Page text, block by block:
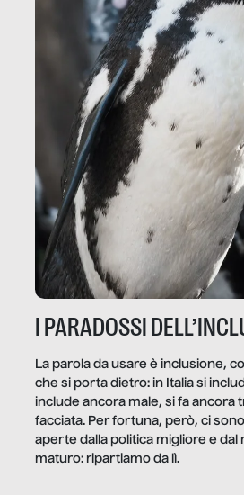
I PARADOSSI
La parola da usare è inclusione,
che si porta dietro: in Italia si
include ancora male, si fa ancora
facciata. Per fortuna, però, ci
aperte dalla politica migliore e dal
maturo: ripartiamo da lì.